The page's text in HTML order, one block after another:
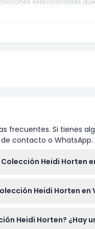
seleccionadas
frecuentes. Si tienes
contacto o WhatsApp.
Heidi Horten
(sujeto a
Heidi Horten en
Heidi Horten? ¿Hay